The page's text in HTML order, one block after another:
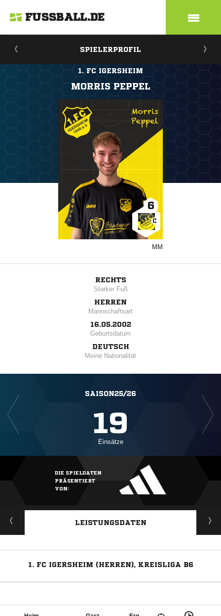
FUSSBALL.DE
SPIELERPROFIL
1. FC IGERSHEIM
MORRIS PEPPEL
MM
6
C
RECHTS
Starker Fuß
HERREN
Mannschaftsart
16.05.2002
Geburtsdatum
DEUTSCH
Meine Nationalität
SAISON25/26
19
Einsätze
DIE SPIELDATEN
PRÄSENTIERT
VON:
LEISTUNGSDATEN
1. FC IGERSHEIM (HERREN), KREISLIGA B6